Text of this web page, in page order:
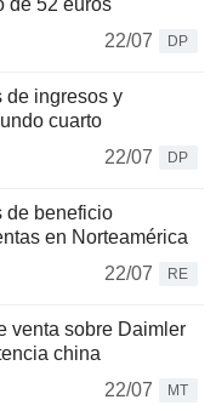
de 52 euros
22/07
DP
de ingresos y
cuarto
22/07
DP
de beneficio
en Norteamérica
22/07
RE
venta sobre Daimler
china
22/07
MT